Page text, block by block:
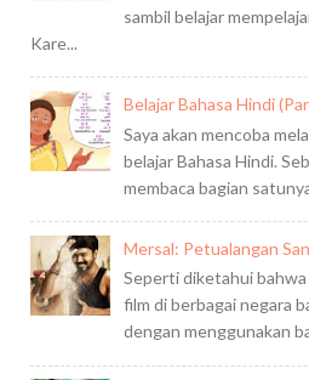
sambil belajar
Kare...
Belajar Bahasa Hindi
Saya akan mencoba
belajar Bahasa Hindi.
membaca bagian
Mersal: Petualangan
Seperti diketahui
film di berbagai negara
dengan menggunakan